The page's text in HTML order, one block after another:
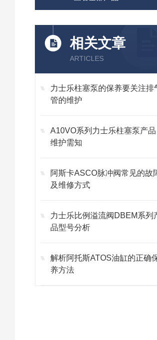
相关文章
ARTICLES
力士乐柱塞泵的保养要关注排
管的维护
A10VO系列力士乐柱塞泵产品
维护需知
阿斯卡ASCO脉冲阀常见的故
及维修方式
力士乐比例溢流阀DBEM系列
品型号分析
解析阿托斯ATOS油缸的正确
养方法